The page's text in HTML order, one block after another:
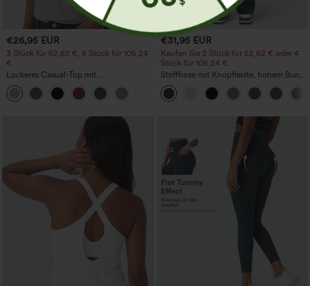
€26,95 EUR
3 Stück für 52,62 €, 6 Stück für 105,24
€
Lockeres Casual-Top mit
Rundhalsausschnitt und
Fledermausärmeln
+1
€31,95 EUR
Kaufen Sie 2 Stück für 52,62 € oder 4
Stück für 105,24 €.
Stoffhose mit Knopfleiste, hohem Bund,
mehreren Taschen und geradem Bein